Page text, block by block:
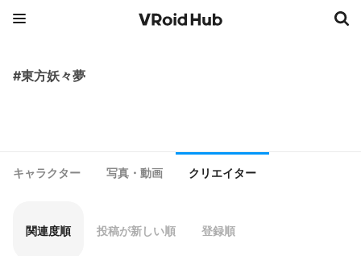
#東方妖々夢
キャラクター 写真・動画 クリエイター
関連度順 投稿が新しい順 登録順